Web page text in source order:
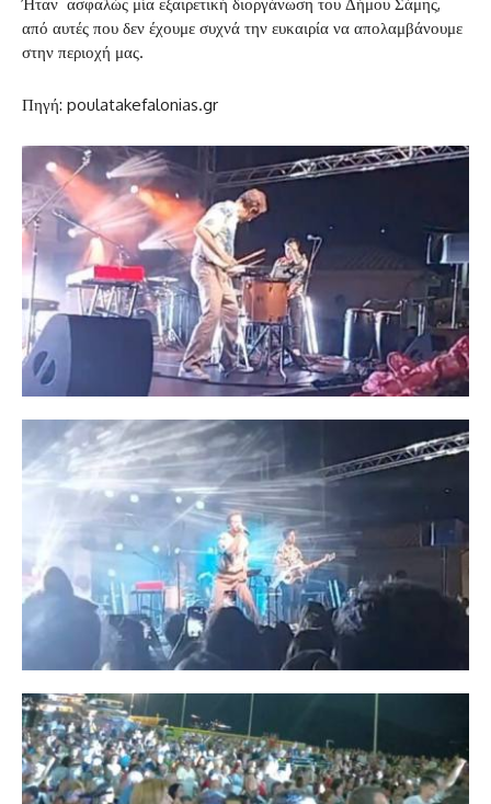
από αυτές που δεν έχουμε συχνά την ευκαιρία να απολαμβάνουμε
στην περιοχή μας.
Πηγή: poulatakefalonias.gr